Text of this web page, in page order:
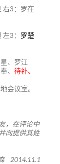
右3：罗在
3： 罗楚
、罗江
、 待补、
会议室。
，在评论中
向提供其姓
2014.11.1